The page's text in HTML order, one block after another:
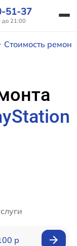
51-37
до 21:00
Стоимость
р